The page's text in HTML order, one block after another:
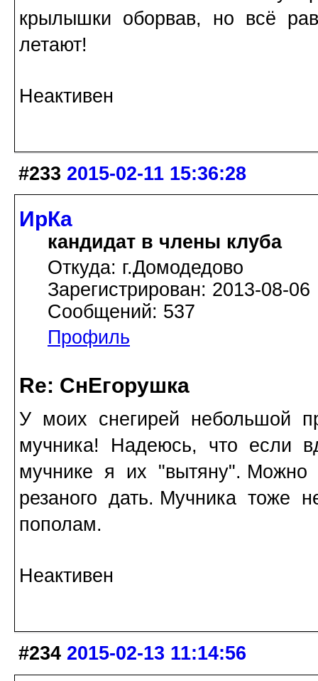
крылышки оборвав, но всё
летают!
Неактивен
#233 2015-02-11 15:36:28
ИрКа
кандидат в члены клуба
Откуда: г.Домодедово
Зарегистрирован: 2013-08-06
Сообщений: 537
Профиль
Re: СнЕгорушка
У моих снегирей небольшой
мучника! Надеюсь, что если
мучнике я их "вытяну".
резаного дать. Мучника тоже
пополам.
Неактивен
#234 2015-02-13 11:14:56